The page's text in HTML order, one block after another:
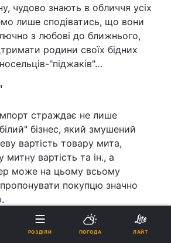
чудово знають в обличчя усіх
лише сподіватись, що вони
з любові до ближнього,
родини своїх бідних
"піджаків"…
страждає не лише
бізнес, який змушений
вартість товару мита,
митну вартість та ін., а
може на цьому всьому
покупцю значно
що всі ці схеми "зав’язані"
які безпосередньо й
РОЗДІЛИ ПОГОДА ЛАЙТ